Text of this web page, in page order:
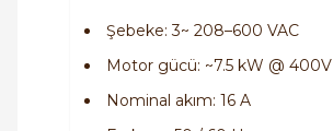
Şebeke: 3~ 208–600 VAC
Motor gücü: ~7.5 kW @ 400V
Nominal akım: 16 A